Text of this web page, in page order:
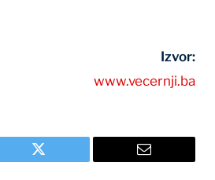
Izvor:
www.vecernji.ba
Twitter Email